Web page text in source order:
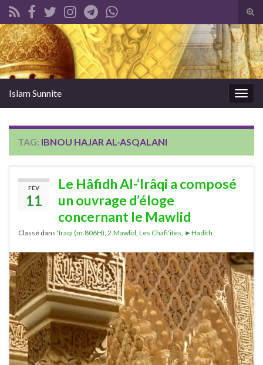
Search for:
Islam Sunnite
TAG: IBNOU HAJAR AL-ASQALANI
FÉV
11
Le Hâfidh Al-‘Irâqi a composé
un ouvrage d’éloge
concernant le Mawlid
Classé dans 'Iraqi (m.806H) 2.Mawlid Les Chafi'ites ►Hadith